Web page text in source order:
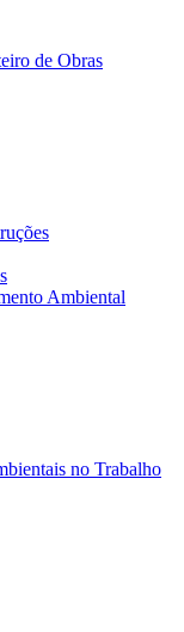
de Obras
Ambiental
no Trabalho